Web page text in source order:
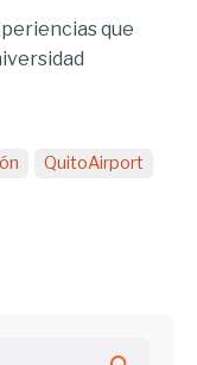
que
QuitoAirport